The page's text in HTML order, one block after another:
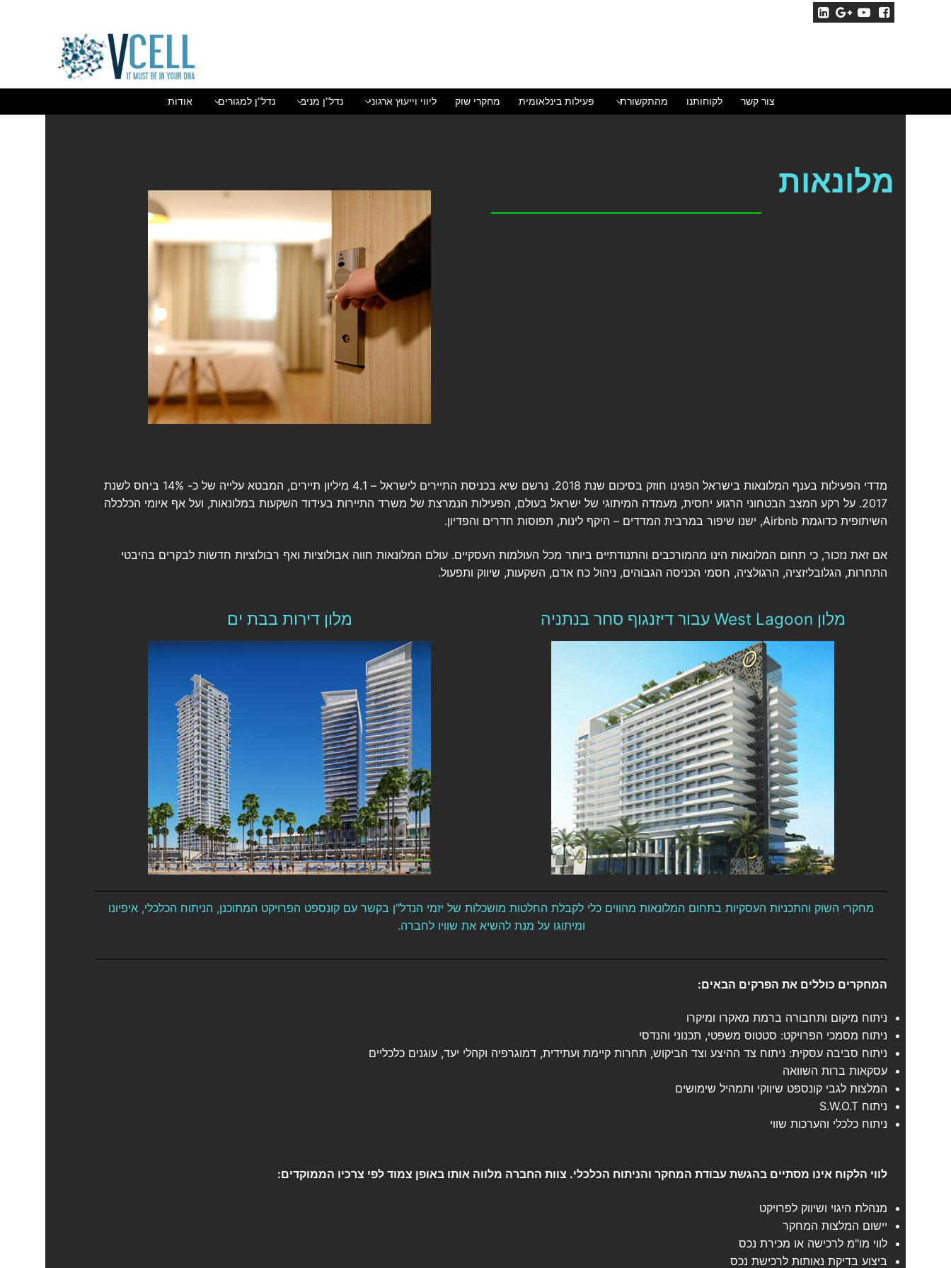
אודות נדל"ן למגורים נדל"ן מניב ליווי וייעוץ ארגוני מחקרי שוק פעילות בינלאומית מהתקשורת לקוחותנו צור קשר
מלונאות
מדדי הפעילות בענף המלונאות בישראל הפגינו חוזק בסיכום שנת 2018. נרשם שיא בכניסת התיירים לישראל – 4.1 מיליון תיירים, המבטא עלייה של כ- 14% ביחס לשנת
2017. על רקע המצב הבטחוני הרגוע יחסית, מעמדה המיתוגי של ישראל בעולם, הפעילות הנמרצת של משרד התיירות בעידוד השקעות במלונאות, ועל אף איומי הכלכלה
השיתופית כדוגמת Airbnb, ישנו שיפור במרבית המדדים – היקף לינות, תפוסות חדרים והפדיון.
אם זאת נזכור, כי תחום המלונאות הינו מהמורכבים והתנודתיים ביותר מכל העולמות העסקיים. עולם המלונאות חווה אבולוציות ואף רבולוציות חדשות לבקרים בהיבטי
התחרות, הגלובליזציה, הרגולציה, חסמי הכניסה הגבוהים, ניהול כח אדם, השקעות, שיווק ותפעול.
מלון West Lagoon עבור דיזנגוף סחר בנתניה מלון דירות בבת ים
מחקרי השוק והתכניות העסקיות בתחום המלונאות מהווים כלי לקבלת החלטות מושכלות של יזמי הנדל"ן בקשר עם קונספט הפרויקט המתוכנן, הניתוח הכלכלי, איפיונו
ומיתוגו על מנת להשיא את שוויו לחברה.
המחקרים כוללים את הפרקים הבאים:
ניתוח מיקום ותחבורה ברמת מאקרו ומיקרו
ניתוח מסמכי הפרויקט: סטטוס משפטי, תכנוני והנדסי
ניתוח סביבה עסקית: ניתוח צד ההיצע וצד הביקוש, תחרות קיימת ועתידית, דמוגרפיה וקהלי יעד, עוגנים כלכליים
עסקאות ברות השוואה
המלצות לגבי קונספט שיווקי ותמהיל שימושים
ניתוח S.W.O.T
ניתוח כלכלי והערכות שווי
לווי הלקוח אינו מסתיים בהגשת עבודת המחקר והניתוח הכלכלי. צוות החברה מלווה אותו באופן צמוד לפי צרכיו הממוקדים:
מנהלת היגוי ושיווק לפרויקט
יישום המלצות המחקר
לווי מו"מ לרכישה או מכירת נכס
ביצוע בדיקת נאותות לרכישת נכס